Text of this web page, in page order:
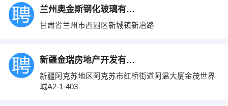
兰州奥金斯钢化玻璃有限公司
甘肃省兰州市西固区新城镇新冶路
新疆金瑞房地产开发有限公司
新疆阿克苏地区阿克苏市红桥街道阿温大厦金茂世界
城A2-1-403